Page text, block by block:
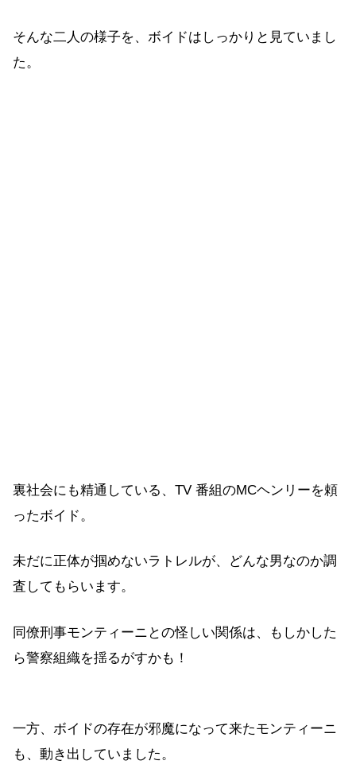
そんな二人の様子を、ボイドはしっかりと見ていまし
た。
裏社会にも精通している、TV 番組のMCヘンリーを頼
ったボイド。
未だに正体が掴めないラトレルが、どんな男なのか調
査してもらいます。
同僚刑事モンティーニとの怪しい関係は、もしかした
ら警察組織を揺るがすかも！
一方、ボイドの存在が邪魔になって来たモンティーニ
も、動き出していました。